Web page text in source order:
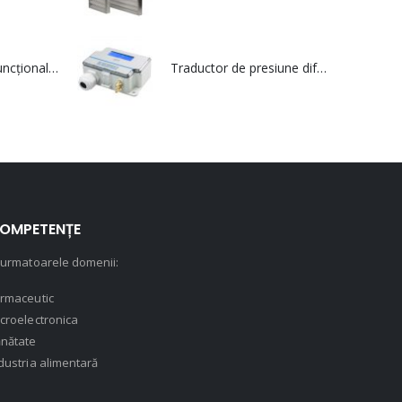
Traductor multifuncțional pentru calitatea aerului din interior care utilizează protocolul de comunicare serial Modbus - SIRO MOD Traductor de presiune diferențială cu comunicație Modbus și terminal de intrare - DPT IO MOD
domenii:
alimentară